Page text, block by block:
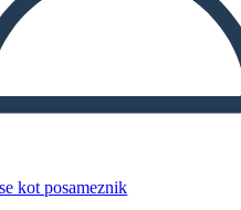
kot posameznik